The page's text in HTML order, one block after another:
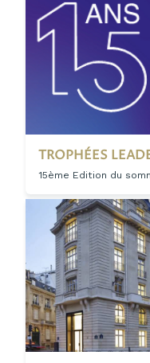
TROPHÉES
15ème Edition du